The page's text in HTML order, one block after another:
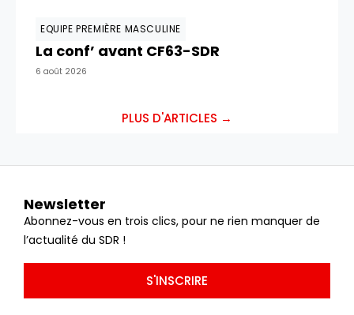
EQUIPE PREMIÈRE MASCULINE
La conf’ avant CF63-SDR
6 août 2026
PLUS D'ARTICLES →
Newsletter
Abonnez-vous en trois clics, pour ne rien manquer de
l’actualité du SDR !
S'INSCRIRE